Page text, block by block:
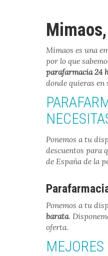
Mimaos es una
por lo que
parafarmacia 24
donde quieras en
Ponemos a tu
descuentos para
de España de la
Ponemos a tu
barata.
oferta.